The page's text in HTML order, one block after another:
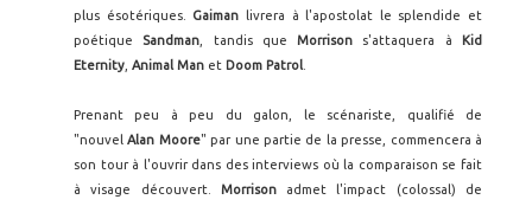
plus ésotériques. Gaiman livrera à l'apostolat le splendide et
poétique Sandman , tandis queMorrison s'attaquera à
Kid
Eternity Animal Man et Doom Patrol
Prenant peu à peu du galon, le scénariste, qualifié de
"nouvelAlan Moore" par une partie de la presse, commencera à
son tour à l'ouvrir dans des interviews où la comparaison se fait
à visage découvert. Morrisonadmet l'impact (colossal) de